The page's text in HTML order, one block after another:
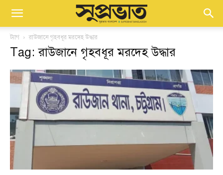
ট্যাগ রাউজানে গৃহবধূর মরদেহ উদ্ধার
Tag: রাউজানে গৃহবধূর মরদেহ উদ্ধার